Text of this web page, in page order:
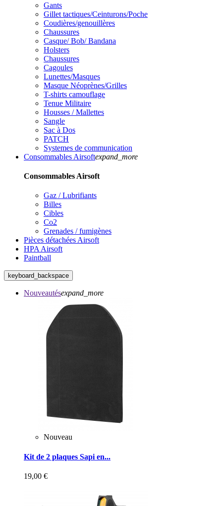
Gants
Gillet tactiques/Ceinturons/Poche
Coudières/genouillères
Chaussures
Casque/ Bob/ Bandana
Holsters
Chaussures
Cagoules
Lunettes/Masques
Masque Néoprènes/Grilles
T-shirts camouflage
Tenue Militaire
Housses / Mallettes
Sangle
Sac à Dos
PATCH
Systemes de communication
Consommables Airsoftexpand_more
Consommables Airsoft
Gaz / Lubrifiants
Billes
Cibles
Co2
Grenades / fumigènes
Pièces détachées Airsoft
HPA Airsoft
Paintball
keyboard_backspace
Nouveautésexpand_more
Nouveau
Kit de 2 plaques Sapi en...
19,00 €